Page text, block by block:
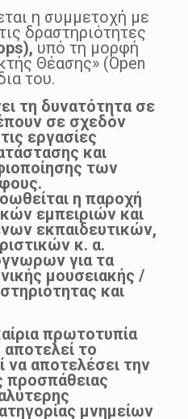
η συμμετοχή με
δραστηριότητες
),υπό τη μορφή
Θέασης» (Open
του.
τη δυνατότητα σε
σε σχεδόν
εργασίες
και
των
η παροχή
εμπειριών και
εκπαιδευτικών,
κ. α.
για τα
μουσειακής /
και
πρωτοτυπία
το
να αποτελέσει την
προσπάθειας
μνημείων